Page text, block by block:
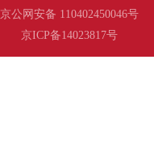
京公网安备 110402450046号
京ICP备14023817号